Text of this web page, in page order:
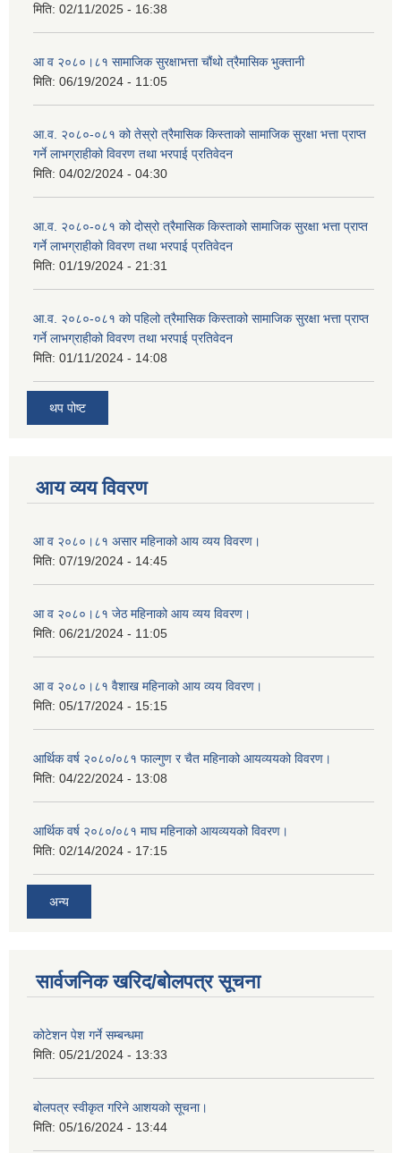
मिति: 02/11/2025 - 16:38
आ व २०८०।८१ सामाजिक सुरक्षाभत्ता चौंथो त्रैमासिक भुक्तानी
मिति: 06/19/2024 - 11:05
आ.व. २०८०-०८१ को तेस्रो त्रैमासिक किस्ताको सामाजिक सुरक्षा भत्ता प्राप्त
गर्ने लाभग्राहीको विवरण तथा भरपाई प्रतिवेदन
मिति: 04/02/2024 - 04:30
आ.व. २०८०-०८१ को दोस्रो त्रैमासिक किस्ताको सामाजिक सुरक्षा भत्ता प्राप्त
गर्ने लाभग्राहीको विवरण तथा भरपाई प्रतिवेदन
मिति: 01/19/2024 - 21:31
आ.व. २०८०-०८१ को पहिलो त्रैमासिक किस्ताको सामाजिक सुरक्षा भत्ता प्राप्त
गर्ने लाभग्राहीको विवरण तथा भरपाई प्रतिवेदन
मिति: 01/11/2024 - 14:08
थप पोष्ट
आय व्यय विवरण
आ व २०८०।८१ असार महिनाको आय व्यय विवरण।
मिति: 07/19/2024 - 14:45
आ व २०८०।८१ जेठ महिनाको आय व्यय विवरण।
मिति: 06/21/2024 - 11:05
आ व २०८०।८१ वैशाख महिनाको आय व्यय विवरण।
मिति: 05/17/2024 - 15:15
आर्थिक वर्ष २०८०/०८१ फाल्गुण र चैत महिनाको आयव्ययको विवरण।
मिति: 04/22/2024 - 13:08
आर्थिक वर्ष २०८०/०८१ माघ महिनाको आयव्ययको विवरण।
मिति: 02/14/2024 - 17:15
अन्य
सार्वजनिक खरिद/बोलपत्र सूचना
कोटेशन पेश गर्ने सम्बन्धमा
मिति: 05/21/2024 - 13:33
बोलपत्र स्वीकृत गरिने आशयको सूचना।
मिति: 05/16/2024 - 13:44